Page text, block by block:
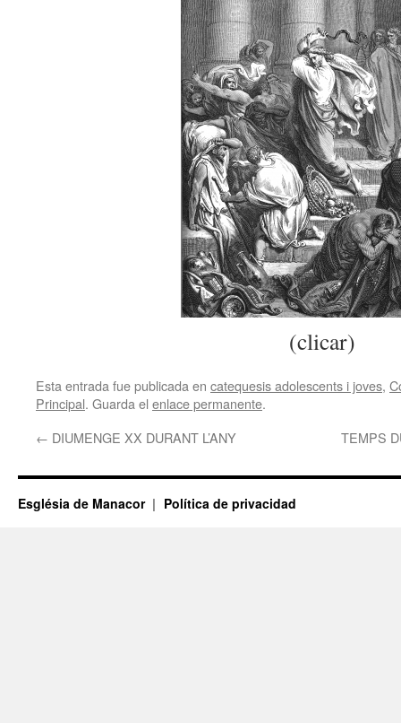
(clicar)
Esta entrada fue publicada en catequesis adolescents i joves,
Principal. Guarda el enlace permanente.
← DIUMENGE XX DURANT L’ANY TEMPS
Església de Manacor Política de privacidad